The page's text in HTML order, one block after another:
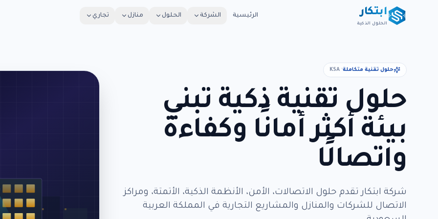
ابتكار
الحلول الذكية
الرئيسية الشركة الحلول منازل تجاري
حلول تقنية متكاملة· KSA
حلول تقنية ذكية تبني
بيئة أكثر أمانًا وكفاءة
واتصالًا
شركة ابتكار تقدم حلول الاتصالات، الأمن، الأنظمة الذكية، الأتمتة، ومراكز
الاتصال للشركات والمنازل والمشاريع التجارية في المملكة العربية